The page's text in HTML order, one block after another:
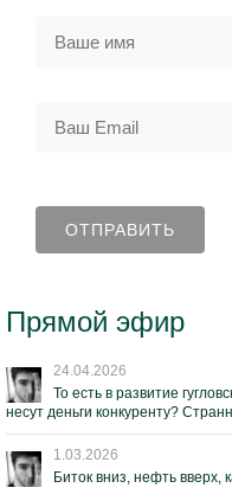
Прямой эфир
24.04.2026
То есть в развитие
несут деньги конкуренту?
1.03.2026
Биток вниз, нефть вверх,